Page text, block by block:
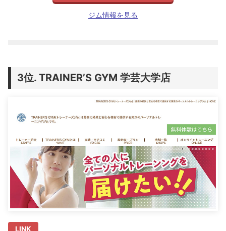
ジム情報を見る
TRAINER’S GYM 学芸大学店